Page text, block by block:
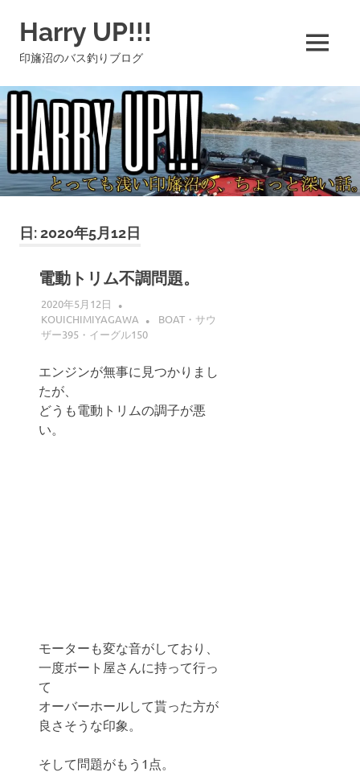
ツ
へ
ス
キ
ッ
プ
Harry UP!!!
印旛沼のバス釣りブログ MENU
日:2020年5月12日
電動トリム不調問題。
2020年5月12日
KOUICHIMIYAGAWA
BOAT・サウ
ザー395・イーグル150
エンジンが無事に見つかりまし
たが、
どうも電動トリムの調子が悪
い。
モーターも変な音がしており、
一度ボート屋さんに持って行っ
て
オーバーホールして貰った方が
良さそうな印象。
そして問題がもう1点。